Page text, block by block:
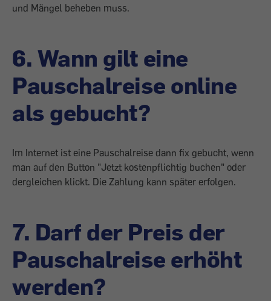
und Mängel beheben muss.
6. Wann gilt eine
Pauschalreise online
als gebucht?
Im Internet ist eine Pauschalreise dann fix gebucht, wenn
man auf den Button "Jetzt kostenpflichtig buchen" oder
dergleichen klickt. Die Zahlung kann später erfolgen.
7. Darf der Preis der
Pauschalreise erhöht
werden?